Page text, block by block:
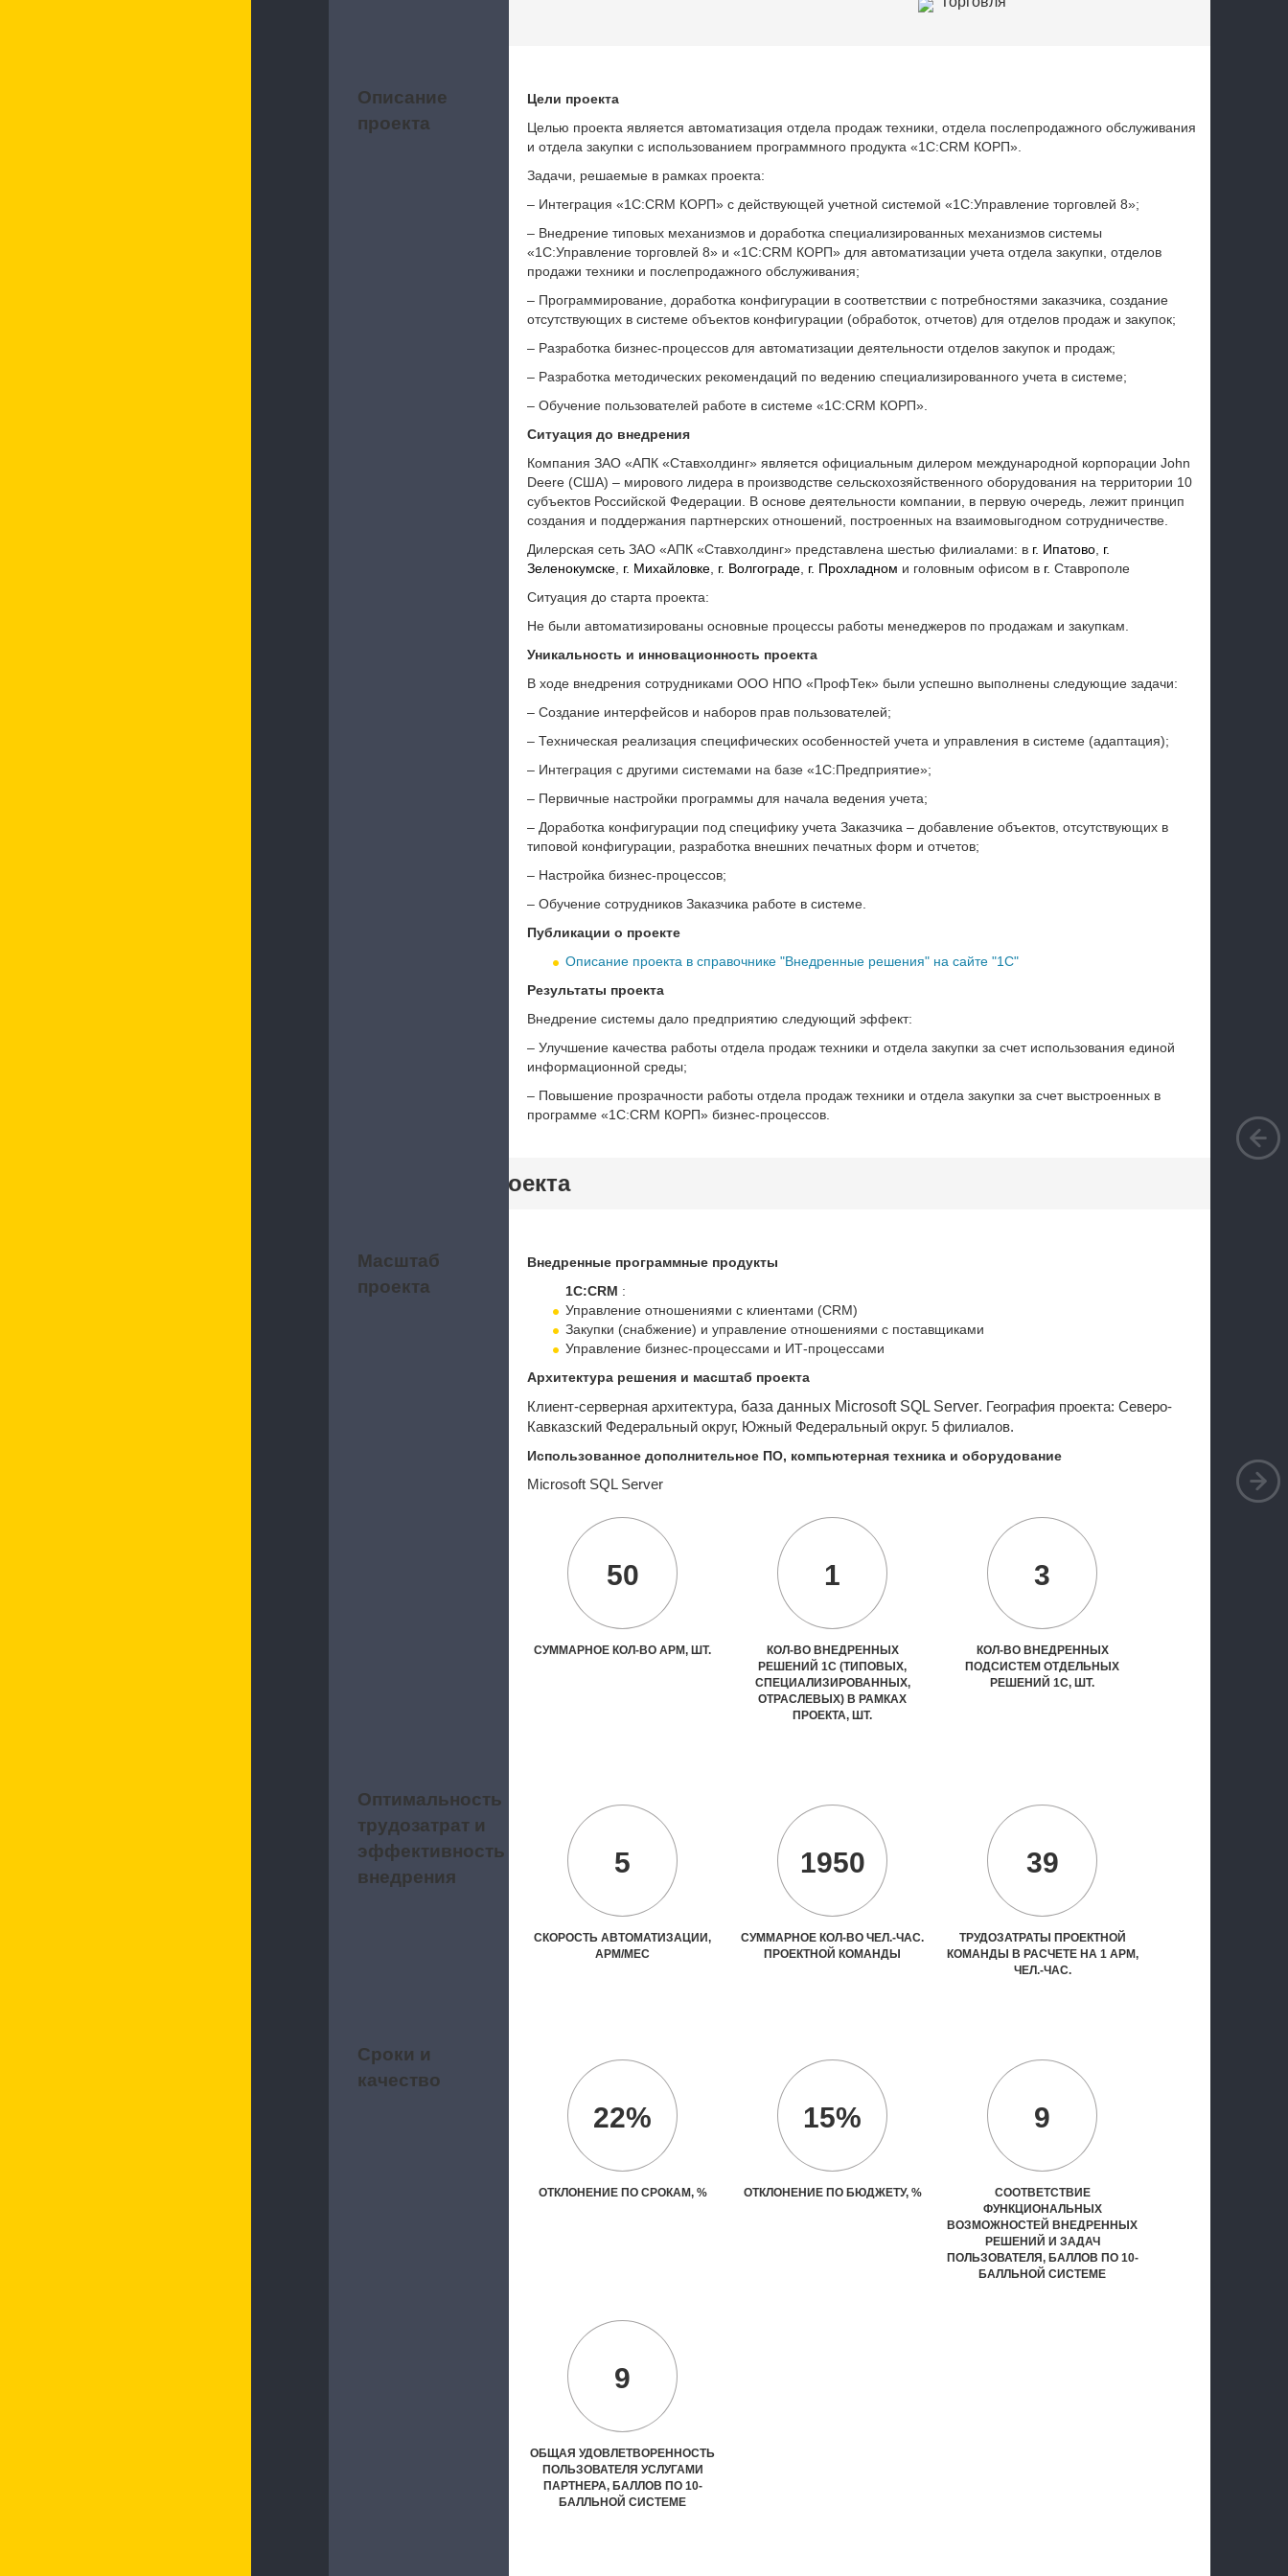
Описание
проекта
Цели проекта
Целью проекта является автоматизация отдела продаж техники, отдела послепродажного обслуживания
и отдела закупки с использованием программного продукта «1С:CRM КОРП».
Задачи, решаемые в рамках проекта:
‒ Интеграция «1С:CRM КОРП» с действующей учетной системой «1С:Управление торговлей 8»;
‒ Внедрение типовых механизмов и доработка специализированных механизмов системы
«1С:Управление торговлей 8» и «1С:CRM КОРП» для автоматизации учета отдела закупки, отделов
продажи техники и послепродажного обслуживания;
‒ Программирование, доработка конфигурации в соответствии с потребностями заказчика, создание
отсутствующих в системе объектов конфигурации (обработок, отчетов) для отделов продаж и закупок;
‒ Разработка бизнес-процессов для автоматизации деятельности отделов закупок и продаж;
‒ Разработка методических рекомендаций по ведению специализированного учета в системе;
‒ Обучение пользователей работе в системе «1С:CRM КОРП».
Ситуация до внедрения
Компания ЗАО «АПК «Ставхолдинг» является официальным дилером международной корпорации John
Deere (США) – мирового лидера в производстве сельскохозяйственного оборудования на территории 10
субъектов Российской Федерации. В основе деятельности компании, в первую очередь, лежит принцип
создания и поддержания партнерских отношений, построенных на взаимовыгодном сотрудничестве.
Дилерская сеть ЗАО «АПК «Ставхолдинг» представлена шестью филиалами: в г. Ипатово, г.
Зеленокумске, г. Михайловке, г. Волгограде, г. Прохладном и головным офисом в г. Ставрополе
Ситуация до старта проекта:
Не были автоматизированы основные процессы работы менеджеров по продажам и закупкам.
Уникальность и инновационность проекта
В ходе внедрения сотрудниками ООО НПО «ПрофТек» были успешно выполнены следующие задачи:
– Создание интерфейсов и наборов прав пользователей;
– Техническая реализация специфических особенностей учета и управления в системе (адаптация);
– Интеграция с другими системами на базе «1С:Предприятие»;
– Первичные настройки программы для начала ведения учета;
– Доработка конфигурации под специфику учета Заказчика – добавление объектов, отсутствующих в
типовой конфигурации, разработка внешних печатных форм и отчетов;
– Настройка бизнес-процессов;
– Обучение сотрудников Заказчика работе в системе.
Публикации о проекте
Описание проекта в справочнике "Внедренные решения" на сайте "1С"
Результаты проекта
Внедрение системы дало предприятию следующий эффект:
‒ Улучшение качества работы отдела продаж техники и отдела закупки за счет использования единой
информационной среды;
‒ Повышение прозрачности работы отдела продаж техники и отдела закупки за счет выстроенных в
программе «1С:CRM КОРП» бизнес-процессов.
Характеристики проекта
Масштаб
проекта
Внедренные программные продукты
1С:CRM :
Управление отношениями с клиентами (CRM)
Закупки (снабжение) и управление отношениями с поставщиками
Управление бизнес-процессами и ИТ-процессами
Архитектура решения и масштаб проекта
Клиент-серверная архитектура, база данных Microsoft SQL Server. География проекта: Северо-
Кавказский Федеральный округ, Южный Федеральный округ. 5 филиалов.
Использованное дополнительное ПО, компьютерная техника и оборудование
Microsoft SQL Server
50
СУММАРНОЕ КОЛ-ВО АРМ, ШТ.
1
КОЛ-ВО ВНЕДРЕННЫХ
РЕШЕНИЙ 1С (ТИПОВЫХ,
СПЕЦИАЛИЗИРОВАННЫХ,
ОТРАСЛЕВЫХ) В РАМКАХ
ПРОЕКТА, ШТ.
3
КОЛ-ВО ВНЕДРЕННЫХ
ПОДСИСТЕМ ОТДЕЛЬНЫХ
РЕШЕНИЙ 1С, ШТ.
Оптимальность
трудозатрат и
эффективность
внедрения
5
СКОРОСТЬ АВТОМАТИЗАЦИИ,
АРМ/МЕС
1950
СУММАРНОЕ КОЛ-ВО ЧЕЛ.-ЧАС.
ПРОЕКТНОЙ КОМАНДЫ
39
ТРУДОЗАТРАТЫ ПРОЕКТНОЙ
КОМАНДЫ В РАСЧЕТЕ НА 1 АРМ,
ЧЕЛ.-ЧАС.
Сроки и
качество
22%
ОТКЛОНЕНИЕ ПО СРОКАМ, %
15%
ОТКЛОНЕНИЕ ПО БЮДЖЕТУ, %
9
СООТВЕТСТВИЕ
ФУНКЦИОНАЛЬНЫХ
ВОЗМОЖНОСТЕЙ ВНЕДРЕННЫХ
РЕШЕНИЙ И ЗАДАЧ
ПОЛЬЗОВАТЕЛЯ, БАЛЛОВ ПО 10-
БАЛЛЬНОЙ СИСТЕМЕ
9
ОБЩАЯ УДОВЛЕТВОРЕННОСТЬ
ПОЛЬЗОВАТЕЛЯ УСЛУГАМИ
ПАРТНЕРА, БАЛЛОВ ПО 10-
БАЛЛЬНОЙ СИСТЕМЕ